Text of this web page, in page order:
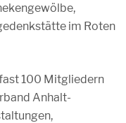
im Roten
100 Mitgliedern
Anhalt-